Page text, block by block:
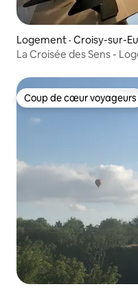
Logement · Croisy-sur-
La Croisée des Sens -
Coup de cœur voyageurs
Coup de cœur voyageurs